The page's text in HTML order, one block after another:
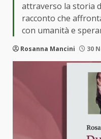
attraverso la storia
racconto che
con umanità e
Rosanna Mancini 30